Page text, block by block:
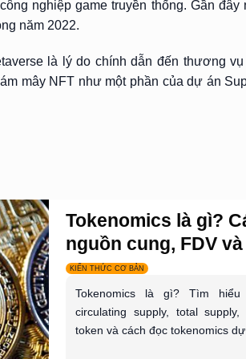
nghiệp game truyền thống. Gần đây
năm 2022.
là lý do chính dẫn đến thương
mây NFT như một phần của dự án
Tokenomics là gì?
nguồn cung, FDV
KIẾN THỨC CƠ BẢN
Tokenomics là gì? Tìm
circulating supply, total
token và cách đọc tokenomics